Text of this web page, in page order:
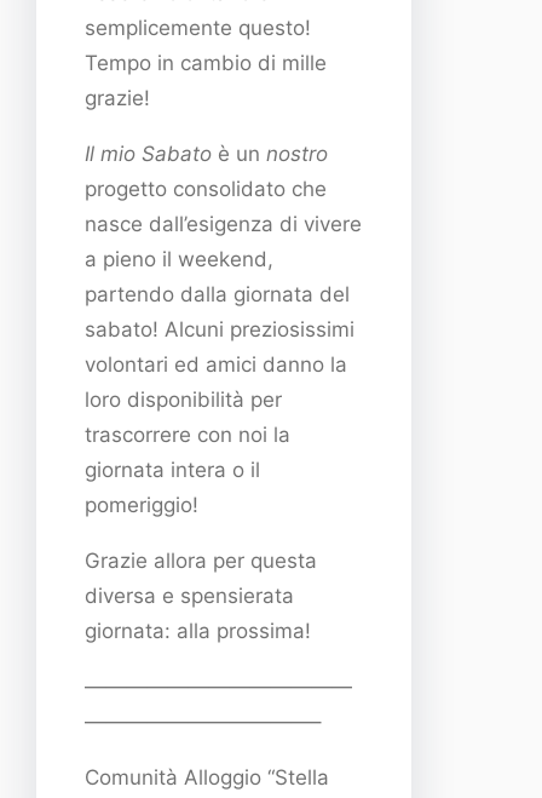
semplicemente questo!
Tempo in cambio di mille
grazie!
Il mio Sabato è un nostro
progetto consolidato che
nasce dall’esigenza di vivere
a pieno il weekend,
partendo dalla giornata del
sabato! Alcuni preziosissimi
volontari ed amici danno la
loro disponibilità per
trascorrere con noi la
giornata intera o il
pomeriggio!
Grazie allora per questa
diversa e spensierata
giornata: alla prossima!
—————————————
———————————–
Comunità Alloggio “Stella